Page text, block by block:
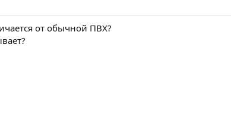
от обычной ПВХ?